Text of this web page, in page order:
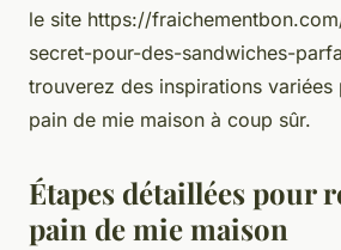
le site https://
secret-pour-des-sandwiches-
trouverez des inspirations
pain de mie maison à coup sûr.
Étapes détaillées pour
pain de mie maison